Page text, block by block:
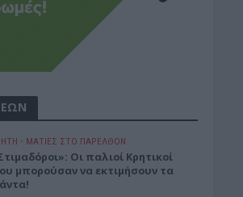
• ΜΑΤΙΕΣ ΣΤΟ ΠΑΡΕΛΘΟΝ
Οι παλιοί Κρητικοί
μπορούσαν να εκτιμήσουν τα